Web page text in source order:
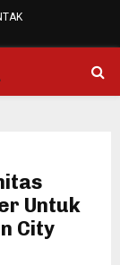
Untuk
City